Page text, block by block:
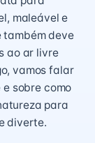
maleável e
deve
ao ar livre
vamos falar
sobre como
para
diverte.